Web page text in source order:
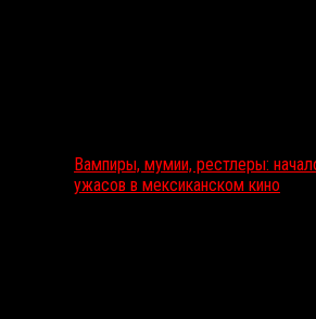
Вампиры, мумии, рестлеры:
ужасов в мексиканском кино